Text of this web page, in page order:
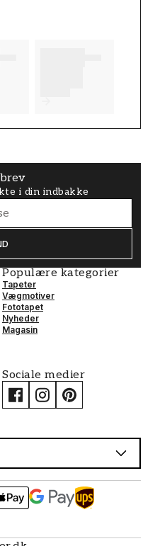
i din indbakke
Populære kategorier
Tapeter
Vægmotiver
Fototapet
Nyheder
Magasin
Sociale medier